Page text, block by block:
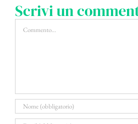
Scrivi un
Commento